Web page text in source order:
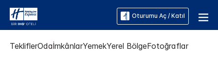
Oturumu Aç / Katıl
TekliflerOdaİmkânlarYemekYerel BölgeFotoğraflar